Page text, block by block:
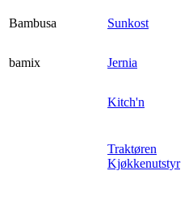
Bambusa Sunkost
bamix
Jernia
Kitch'n
Traktøren
Kjøkkenutstyr